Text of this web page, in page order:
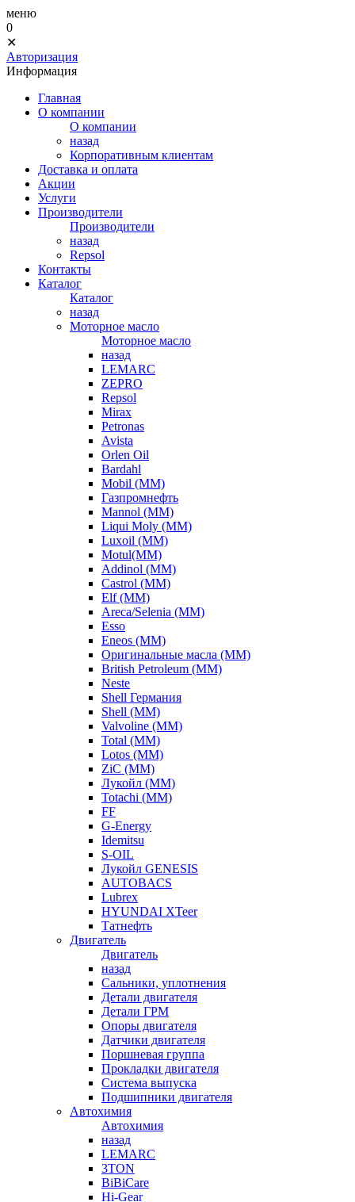
меню
0
✕
Авторизация
Информация
Главная
О компании
О компании
назад
Корпоративным клиентам
Доставка и оплата
Акции
Услуги
Производители
Производители
назад
Repsol
Контакты
Каталог
Каталог
назад
Моторное масло
Моторное масло
назад
LEMARC
ZEPRO
Repsol
Mirax
Petronas
Avista
Orlen Oil
Bardahl
Mobil (ММ)
Газпромнефть
Mannol (ММ)
Liqui Moly (ММ)
Luxoil (ММ)
Motul(ММ)
Addinol (ММ)
Castrol (ММ)
Elf (ММ)
Areca/Selenia (ММ)
Esso
Eneos (ММ)
Оригинальные масла (ММ)
British Petroleum (ММ)
Neste
Shell Германия
Shell (ММ)
Valvoline (ММ)
Total (ММ)
Lotos (ММ)
ZiC (ММ)
Лукойл (ММ)
Totachi (MM)
FF
G-Energy
Idemitsu
S-OIL
Лукойл GENESIS
AUTOBACS
Lubrex
HYUNDAI XTeer
Татнефть
Двигатель
Двигатель
назад
Сальники, уплотнения
Детали двигателя
Детали ГРМ
Опоры двигателя
Датчики двигателя
Поршневая группа
Прокладки двигателя
Система выпуска
Подшипники двигателя
Автохимия
Автохимия
назад
LEMARC
3TON
BiBiCare
Hi-Gear